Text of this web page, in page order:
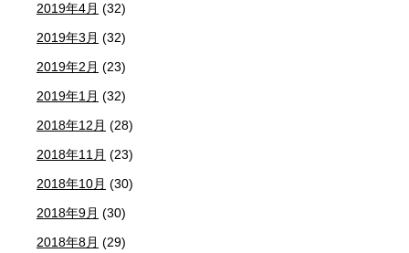
2019年4月 (32)
2019年3月 (32)
2019年2月 (23)
2019年1月 (32)
2018年12月 (28)
2018年11月 (23)
2018年10月 (30)
2018年9月 (30)
2018年8月 (29)